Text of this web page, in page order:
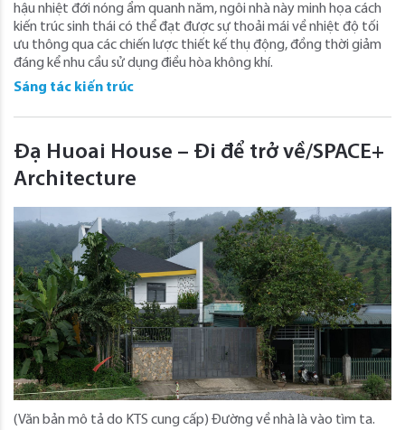
hậu nhiệt đới nóng ẩm quanh năm, ngôi nhà này minh họa cách
kiến ​​trúc sinh thái có thể đạt được sự thoải mái về nhiệt độ tối
ưu thông qua các chiến lược thiết kế thụ động, đồng thời giảm
đáng kể nhu cầu sử dụng điều hòa không khí.
Sáng tác kiến trúc
Đạ Huoai House – Đi để trở về/SPACE+
Architecture
(Văn bản mô tả do KTS cung cấp) Đường về nhà là vào tìm ta.